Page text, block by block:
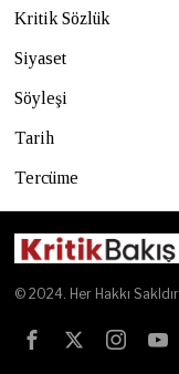
Kritik Sözlük
Siyaset
Söyleşi
Tarih
Tercüme
© 2024. Her Hakkı Sakldır